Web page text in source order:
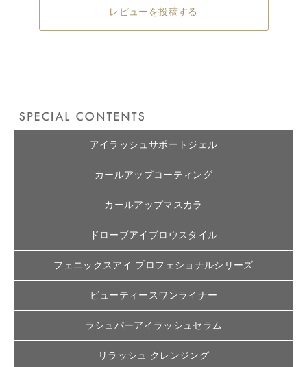
レビューを投稿する
アイラッシュサポートジェル
カールアップコーティング
カールアップマスカラ
ドローブアイブロウスタイル
フェニックスアイ プロフェショナルシリーズ
ビューティースワンライナー
ラシュパーアイラッシュセラム
リラッシュ クレンジング